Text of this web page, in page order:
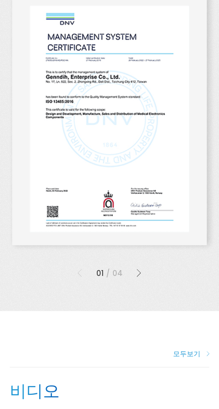
01 04
모두보기
비디오